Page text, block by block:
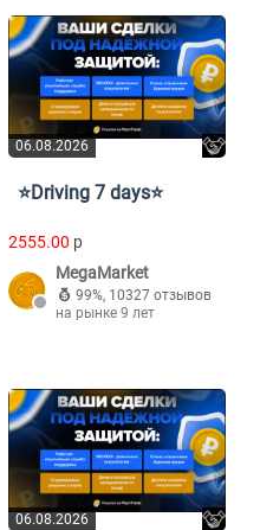
06.08.2026
⭐Driving 7 days⭐
2555.00 p
MegaMarket
99%, 10327 отзывов
на рынке 9 лет
06.08.2026